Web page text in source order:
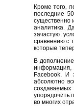
Кроме того,
последние
существенно
аналитика.
зачастую
сравнению с
которые
В
информация,
Facebook. И
абсолютно
упорядочить
во многих